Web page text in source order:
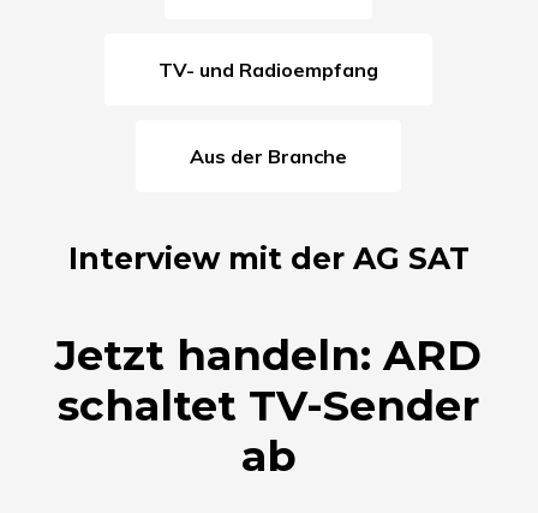
TV- und Radioempfang
Aus der Branche
Interview mit der AG SAT
Jetzt handeln: ARD
schaltet TV-Sender
ab